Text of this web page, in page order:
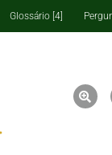
Glossário [4]